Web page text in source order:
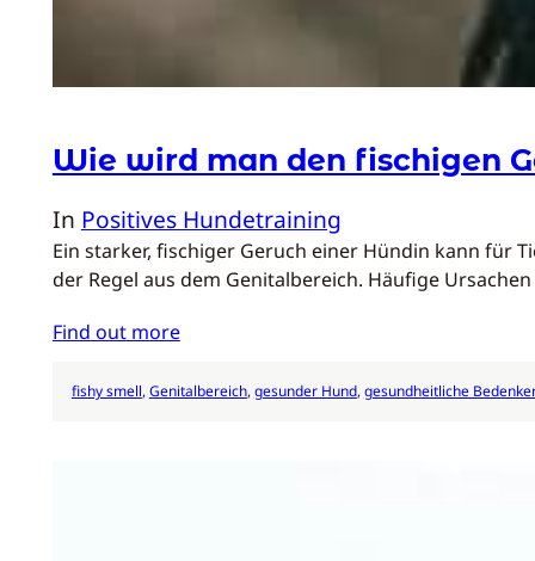
Wie wird man den fischigen
In Positives Hundetraining
Ein starker, fischiger Geruch einer Hündin kann für
der Regel aus dem Genitalbereich. Häufige
Find out more
fishy smell, Genitalbereich, gesunder Hund, gesundheitliche